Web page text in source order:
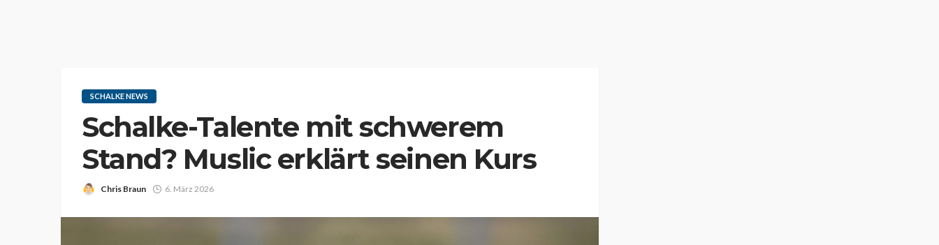
SCHALKE NEWS
Schalke-Talente mit schwerem
Stand? Muslic erklärt seinen Kurs
Chris Braun 6. März 2026